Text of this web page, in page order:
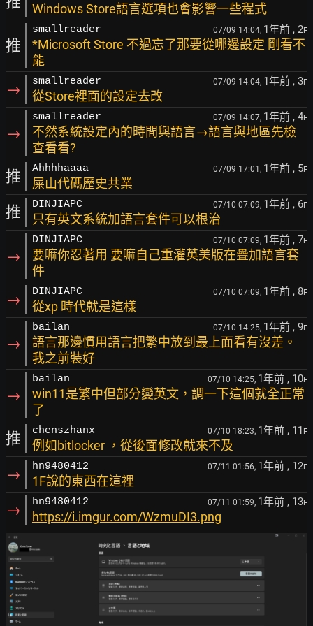
Windows Store語言選項也會影響一些程式
推
smallreader 07/09 14:04, 1年前 , 2F
*Microsoft Store 不過忘了那要從哪邊設定 剛看不
能
→ smallreader 07/09 14:04, 1年前 , 3F
從Store裡面的設定去改
→
smallreader 07/09 14:07, 1年前 , 4F
不然系統設定內的時間與語言→語言與地區先檢
查看看?
推 Ahhhhaaaa 07/09 17:01, 1年前 , 5F
屎山代碼歷史共業
推 DINJIAPC 07/10 07:09, 1年前 , 6F
只有英文系統加語言套件可以根治
→
DINJIAPC 07/10 07:09, 1年前 , 7F
要嘛你忍著用 要嘛自己重灌英美版在疊加語言套
件
→ DINJIAPC 07/10 07:09, 1年前 , 8F
從xp 時代就是這樣
→
bailan 07/10 14:25, 1年前 , 9F
語言那邊慣用語言把繁中放到最上面看有沒差。
我之前裝好
→
bailan 07/10 14:25, 1年前 , 10F
win11是繁中但部分變英文，調一下這個就全正常
了
推 chenszhanx 07/10 18:23, 1年前 , 11 F
例如bitlocker ，從後面修改就來不及
→ hn9480412 07/11 01:56, 1年前 , 12F
1F說的東西在這裡
→ hn9480412 07/11 01:59, 1年前 , 13F
https://i.imgur.com/WzmuDI3.png